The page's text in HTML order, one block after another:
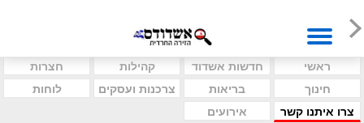
ראשי חדשות אשדוד קהילות
חצרות
חינוך
בריאות צרכנות ועסקים
לוחות
צרו איתנו קשר
אירועים